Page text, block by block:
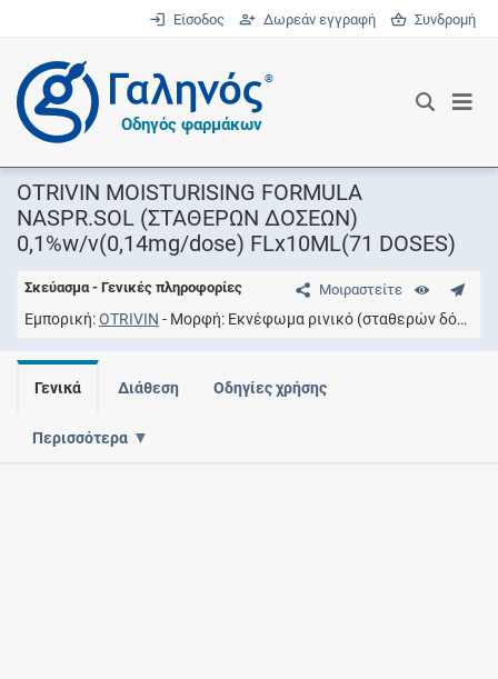
Είσοδος Δωρεάν εγγραφή Συνδρομή
®
Οδηγός φαρμάκων
OTRIVIN MOISTURISING FORMULA
NASPR.SOL (ΣΤΑΘΕΡΩΝ ΔΟΣΕΩΝ)
0,1%w/v(0,14mg/dose) FLx10ML(71 DOSES)
Μοιραστείτε
Σκεύασμα - Γενικές πληροφορίες
Εμπορική OTRIVIN Μορφή Εκνέφωμα ρινικό (σταθερών δόσεων)
Γενικά Διάθεση Οδηγίες χρήσης
Περισσότερα